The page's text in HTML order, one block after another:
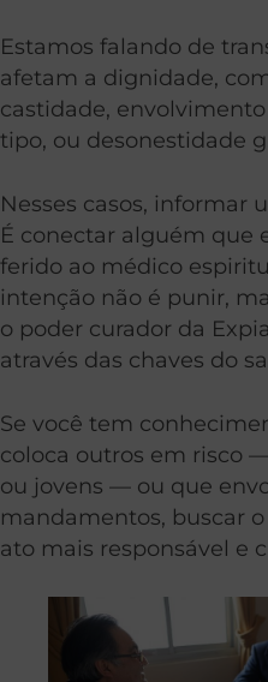
Estamos falando de
afetam a dignidade,
castidade,
tipo, ou desonestidade
Nesses casos, informar
É conectar alguém que
ferido ao médico
intenção não é punir,
o poder curador da
através das chaves do
Se você tem
coloca outros em risco
ou jovens — ou que
mandamentos, buscar
ato mais responsável e